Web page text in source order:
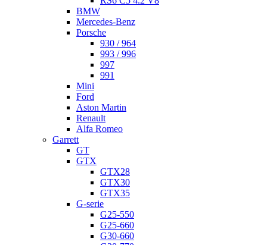
BMW
Mercedes-Benz
Porsche
930 / 964
993 / 996
997
991
Mini
Ford
Aston Martin
Renault
Alfa Romeo
Garrett
GT
GTX
GTX28
GTX30
GTX35
G-serie
G25-550
G25-660
G30-660